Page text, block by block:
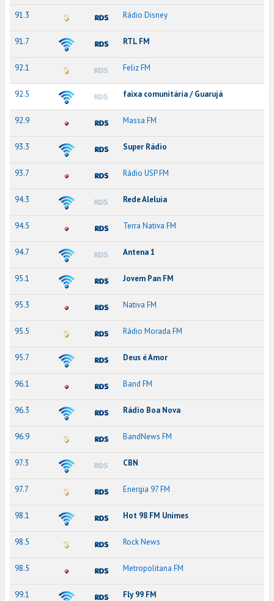
91.3 Rádio Disney
91.7 RTL FM
92.1 Feliz FM
92.5 faixa comunitária / Guarujá
92.9 Massa FM
93.3 Super Rádio
93.7 Rádio USP FM
94.3 Rede Aleluia
94.5 Terra Nativa FM
94.7 Antena 1
95.1 Jovem Pan FM
95.3 Nativa FM
95.5 Rádio Morada FM
95.7 Deus é Amor
96.1 Band FM
96.3 Rádio Boa Nova
96.9 BandNews FM
97.3 CBN
97.7 Energia 97 FM
98.1 Hot 98 FM Unimes
98.5 Rock News
98.5 Metropolitana FM
99.1 Fly 99 FM